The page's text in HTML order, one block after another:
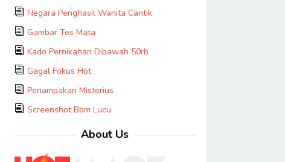
Negara Penghasil Wanita Cantik
Gambar Tes Mata
Kado Pernikahan Dibawah 50rb
Gagal Fokus Hot
Penampakan Misterius
Screenshot Bbm Lucu
About Us